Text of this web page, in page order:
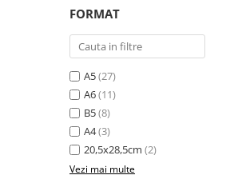
Carla Rossini
FORMAT
A5(27)
A6(11)
B5(8)
A4(3)
20,5x28,5cm (2)
Vezi mai multe